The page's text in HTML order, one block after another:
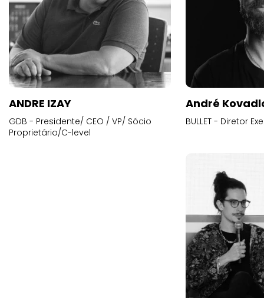
ANDRE IZAY
GDB - Presidente/ CEO / VP/ Sócio
Proprietário/C-level
André
BULLET - Diretor